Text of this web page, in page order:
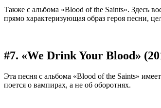
Также с альбома «Blood of the Saints». Здесь
прямо характеризующая образ героя песни,
#7. «We Drink Your Blood»
Эта песня с альбома «Blood of the Saints»
поется о вампирах, а не об оборотнях.